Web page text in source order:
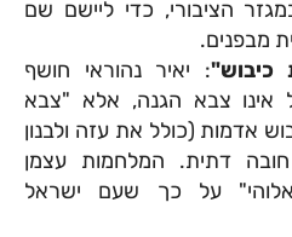
הציבורי, כדי ליישם שם
מבפנים.
כיבוש": יאיר נהוראי חושף
אינו צבא הגנה, אלא "צבא
אדמות (כולל את עזה ולבנון
דתית. המלחמות עצמן
על כך שעם ישראל